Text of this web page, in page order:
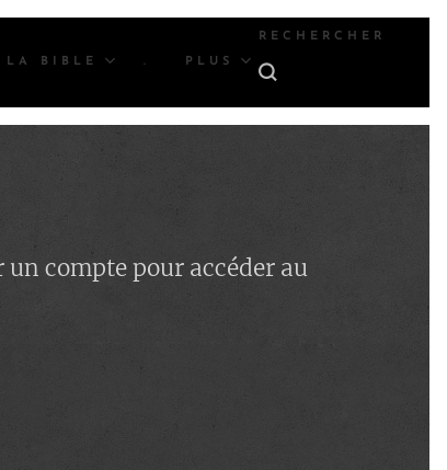
LA BIBLE . PLUS
RECHERCHER
compte pour accéder au